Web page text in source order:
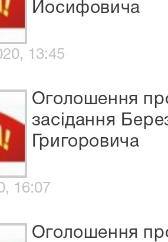
Йосифовича
13:45
Оголошення
засідання
Григоровича
16:07
Оголошення